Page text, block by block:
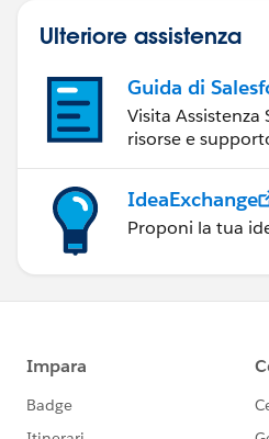
Ulteriore assistenza
Guida di
Visita
risorse e
IdeaExchange
Proponi la tua